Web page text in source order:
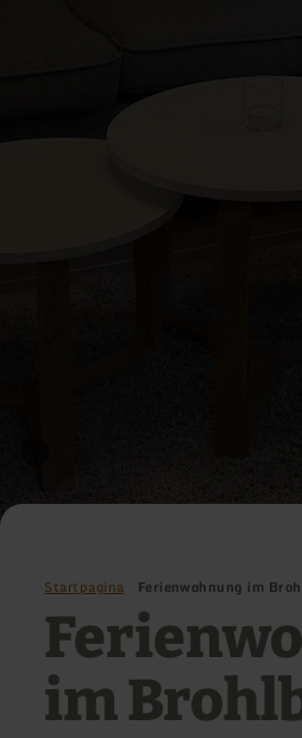
Startpagina Ferienwohnung im
im